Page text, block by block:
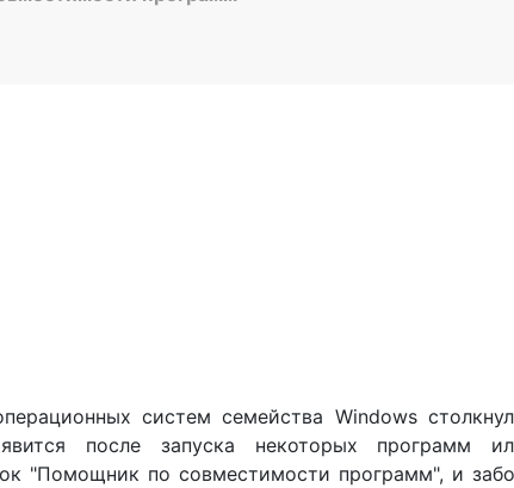
систем семейства Windows
после запуска некоторых программ
"Помощник по совместимости программ", и